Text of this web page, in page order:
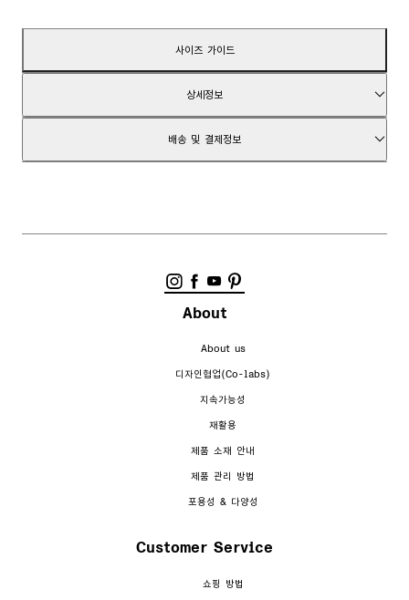
사이즈 가이드
상세정보
배송 및 결제정보
반품 및 환불 정책
About
About us
디자인협업(Co-labs)
지속가능성
재활용
제품 소재 안내
제품 관리 방법
포용성 & 다양성
Customer Service
쇼핑 방법